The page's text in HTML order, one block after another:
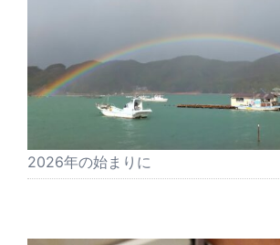
2026年の始まりに